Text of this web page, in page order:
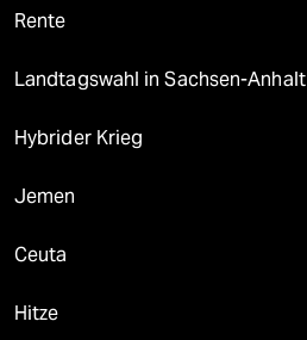
Rente
Landtagswahl in Sachsen-Anhalt
Hybrider Krieg
Jemen
Ceuta
Hitze